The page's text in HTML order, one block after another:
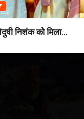
निशंक को मिला...